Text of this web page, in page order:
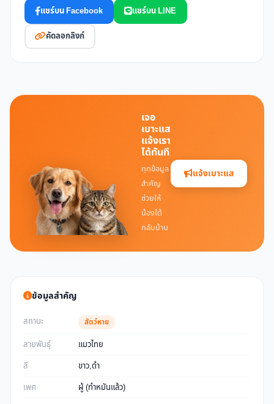
แชร์บน Facebook แชร์บน LINE
คัดลอกลิงก์
เจอ
เบาะแส
แจ้งเรา
ได้ทันที
ทุกข้อมูล
สำคัญ
ช่วยให้
น้องได้
กลับบ้าน
แจ้งเบาะแส
ข้อมูลสำคัญ
สถานะ สัตว์หาย
สายพันธุ์
แมวไทย
สี
ขาว,ดำ
เพศ
ผู้ (ทำหมันแล้ว)